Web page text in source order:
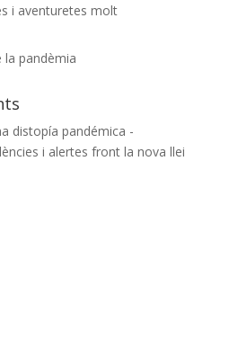
i aventuretes molt
la pandèmia
distopía pandémica -
i alertes front la nova llei